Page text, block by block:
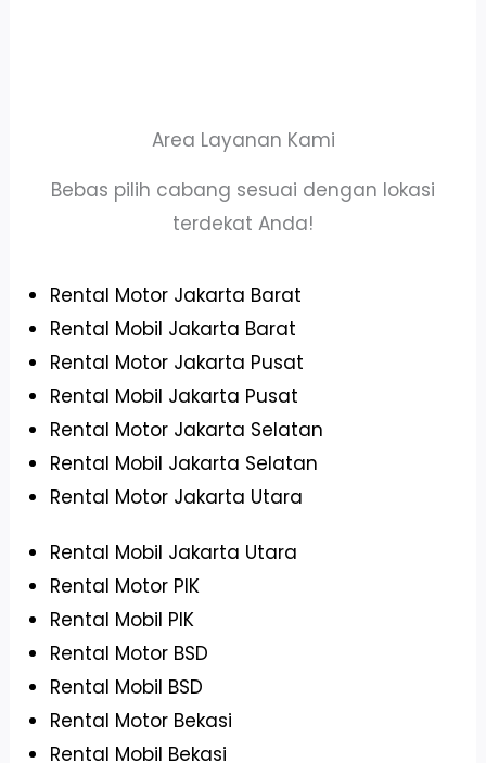
Area Layanan Kami
Bebas pilih cabang sesuai dengan lokasi
terdekat Anda!
Rental Motor Jakarta Barat
Rental Mobil Jakarta Barat
Rental Motor Jakarta Pusat
Rental Mobil Jakarta Pusat
Rental Motor Jakarta Selatan
Rental Mobil Jakarta Selatan
Rental Motor Jakarta Utara
Rental Mobil Jakarta Utara
Rental Motor PIK
Rental Mobil PIK
Rental Motor BSD
Rental Mobil BSD
Rental Motor Bekasi
Rental Mobil Bekasi